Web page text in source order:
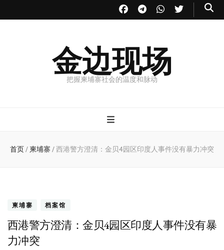
金边现场
把握柬埔寨社会的温度和脉动
首页/ 柬埔寨 /西港警方澄清：金贝4园区印度人事件没有暴力冲突
柬埔寨 档案馆
西港警方澄清：金贝4园区印度人事件没有暴
力冲突